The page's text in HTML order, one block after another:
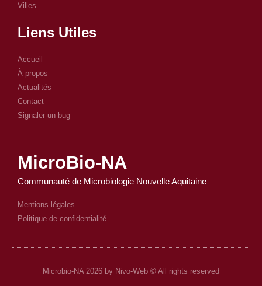
Villes
Liens Utiles
Accueil
À propos
Actualités
Contact
Signaler un bug
MicroBio-NA
Communauté de Microbiologie Nouvelle Aquitaine
Mentions légales
Politique de confidentialité
Microbio-NA 2026 by Nivo-Web © All rights reserved